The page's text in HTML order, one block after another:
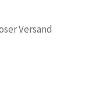
Versand